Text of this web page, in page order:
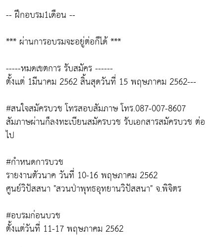
-- ฝึกอบรม1เดือน --
*** ผ่านการอบรมจะอยู่ต่อก็ได้ ***
-----หมดเขตการ รับสมัคร ------
ตั้งเเต่ 1มีนาคม 2562 สิ้นสุดวันที่ 15 พฤษภาคม 2562---
#สนใจสมัครบวช โทรสอบสัมภาษ โทร.087-007-8607
สัมภาษผ่านก็ลงทะเบียนสมัครบวช รับเอกสารสมัครบวช ต่อ
ไป
#กำหนดการบวช
รายงานตัวนาค วันที่ 10-16 พฤษภาคม 2562
ศูนย์วิปัสสนา "สวนป่าพุทธอุทยานวิปัสสนา" จ.พิจิตร
#อบรมก่อนบวช
ตั้งเเต่วันที่ 11-17 พฤษภาคม 2562